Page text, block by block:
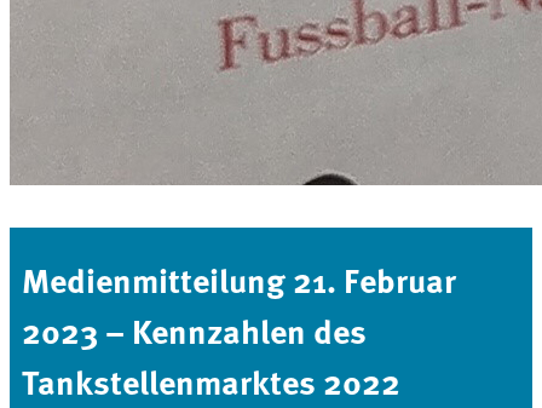
Medienmitteilung 21. Februar
2023 – Kennzahlen des
Tankstellenmarktes 2022